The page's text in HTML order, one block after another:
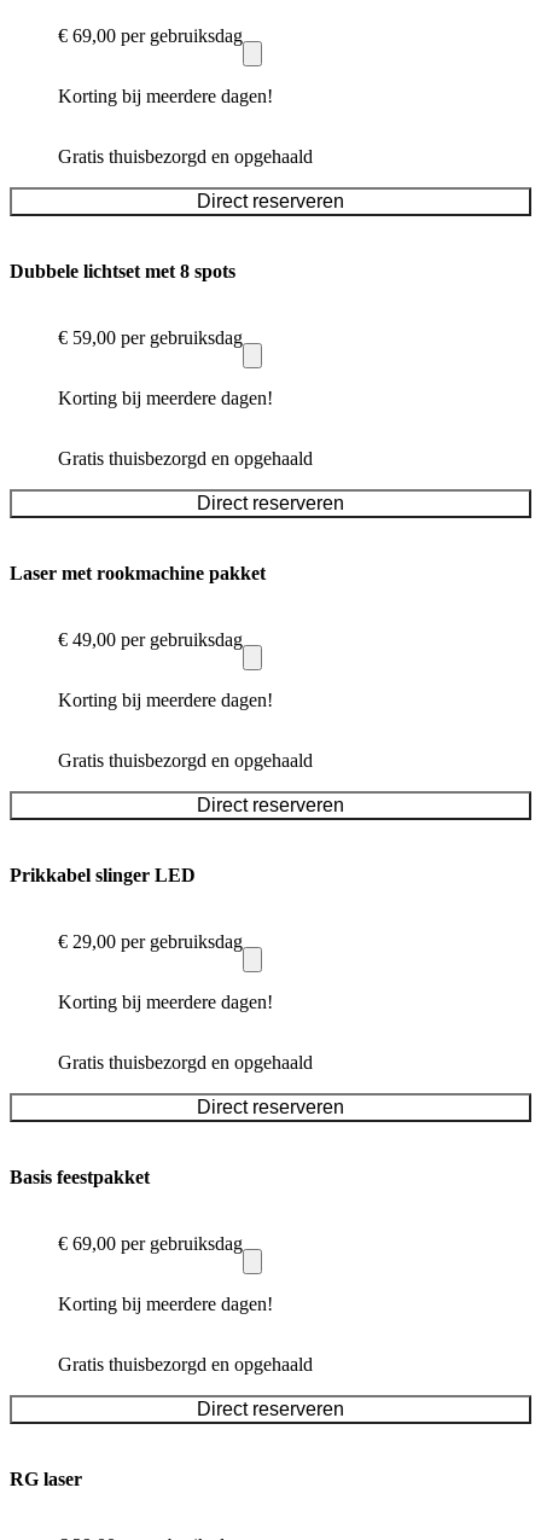
€ 69,00 per gebruiksdag
Korting bij meerdere dagen!
Gratis thuisbezorgd en opgehaald
Direct reserveren
Dubbele lichtset met 8 spots
€ 59,00 per gebruiksdag
Korting bij meerdere dagen!
Gratis thuisbezorgd en opgehaald
Direct reserveren
Laser met rookmachine pakket
€ 49,00 per gebruiksdag
Korting bij meerdere dagen!
Gratis thuisbezorgd en opgehaald
Direct reserveren
Prikkabel slinger LED
€ 29,00 per gebruiksdag
Korting bij meerdere dagen!
Gratis thuisbezorgd en opgehaald
Direct reserveren
Basis feestpakket
€ 69,00 per gebruiksdag
Korting bij meerdere dagen!
Gratis thuisbezorgd en opgehaald
Direct reserveren
RG laser